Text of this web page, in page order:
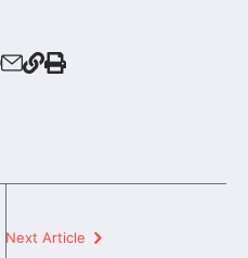
Next Article